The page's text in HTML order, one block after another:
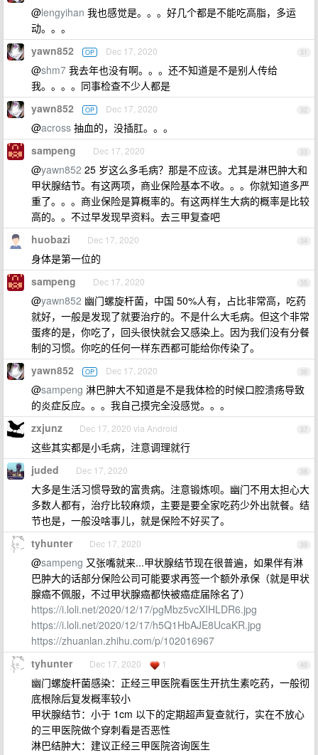
@lengyihan 我也感觉是。。。好几个都是不能吃高脂，多运
动。。。
31
yawn852 OP Dec 17, 2020
@shm7 我去年也没有啊。。。还不知道是不是别人传给
我。。。。同事检查不少人都是
32
yawn852 OP Dec 17, 2020
@across 抽血的，没插肛。。。
33
sampeng Dec 17, 2020
@yawn852 25 岁这么多毛病？那是不应该。尤其是淋巴肿大和
甲状腺结节。有这两项，商业保险基本不收。。。你就知道多严
重了。。。商业保险是算概率的。有这两样生大病的概率是比较
高的。。不过早发现早资料。去三甲复查吧
34
huobazi Dec 17, 2020
身体是第一位的
35
sampeng Dec 17, 2020
@yawn852 幽门螺旋杆菌，中国 50%人有，占比非常高，吃药
就好，一般是发现了就要治疗的。不是什么大毛病。但这个非常
蛋疼的是，你吃了，回头很快就会又感染上。因为我们没有分餐
制的习惯。你吃的任何一样东西都可能给你传染了。
36
yawn852 OP Dec 17, 2020
@sampeng 淋巴肿大不知道是不是我体检的时候口腔溃疡导致
的炎症反应。。。我自己摸完全没感觉。。。
37
zxjunz Dec 17, 2020 via Android
这些其实都是小毛病，注意调理就行
38
juded Dec 17, 2020
大多是生活习惯导致的富贵病。注意锻炼呗。幽门不用太担心大
多数人都有，治疗比较麻烦，主要是要全家吃药少外出就餐。结
节也是，一般没啥事儿，就是保险不好买了。
39
tyhunter Dec 17, 2020
@sampeng 又张嘴就来...甲状腺结节现在很普遍，如果伴有淋
巴肿大的话部分保险公司可能要求再签一个额外承保（就是甲状
腺癌不佩服，不过甲状腺癌都快被癌症届除名了）
https://i.loli.net/2020/12/17/pgMbz5vcXIHLDR6.jpg
https://i.loli.net/2020/12/17/h5Q1HbAJE8UcaKR.jpg
https://zhuanlan.zhihu.com/p/102016967
40
tyhunter Dec 17, 2020 1
幽门螺旋杆菌感染：正经三甲医院看医生开抗生素吃药，一般彻
底根除后复发概率较小
甲状腺结节：小于 1cm 以下的定期超声复查就行，实在不放心
的三甲医院做个穿刺看是否恶性
淋巴结肿大：建议正经三甲医院咨询医生